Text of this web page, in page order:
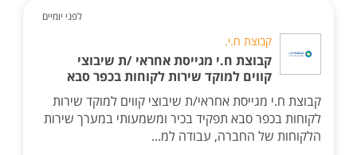
לפני יומיים
קבוצת ח.י.
קבוצת ח.י מגייסת אחראי /ת שיבוצי
קווים למוקד שירות לקוחות בכפר סבא
קבוצת ח.י מגייסת אחראי/ת שיבוצי קווים למוקד שירות
לקוחות בכפר סבא תפקיד בכיר ומשמעותי במערך שירות
הלקוחות של החברה, עבודה למ...